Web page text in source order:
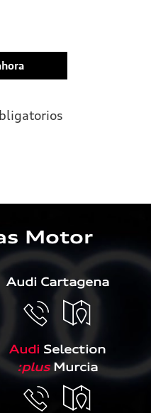
Motor
Audi Cartagena
Audi Selection
:plusMurcia